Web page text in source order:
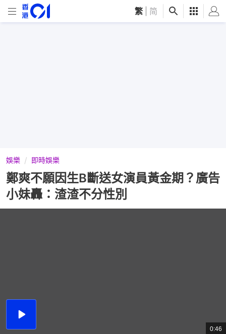
繁 简
娛樂 即時娛樂
鄭爽不願因生B斷送女演員黃金期？廣告
小妹轟：渣渣不分性別
播
總
0:46